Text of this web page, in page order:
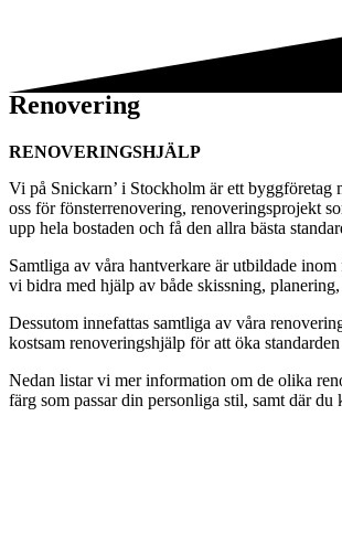
Renovering
RENOVERINGSHJÄLP
Vi på Snickarn’ i Stockholm är ett
oss för fönsterrenovering, renoveringsprojekt
upp hela bostaden och få den allra bästa
Samtliga av våra hantverkare är utbildade
vi bidra med hjälp av både skissning,
Dessutom innefattas samtliga av våra
kostsam renoveringshjälp för att öka
Nedan listar vi mer information om de olika
färg som passar din personliga stil, samt där